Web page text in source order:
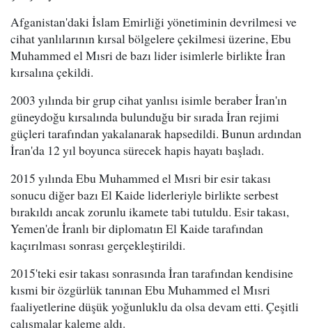
Afganistan'daki İslam Emirliği yönetiminin devrilmesi ve
cihat yanlılarının kırsal bölgelere çekilmesi üzerine, Ebu
Muhammed el Mısri de bazı lider isimlerle birlikte İran
kırsalına çekildi.
2003 yılında bir grup cihat yanlısı isimle beraber İran'ın
güneydoğu kırsalında bulunduğu bir sırada İran rejimi
güçleri tarafından yakalanarak hapsedildi. Bunun ardından
İran'da 12 yıl boyunca sürecek hapis hayatı başladı.
2015 yılında Ebu Muhammed el Mısri bir esir takası
sonucu diğer bazı El Kaide liderleriyle birlikte serbest
bırakıldı ancak zorunlu ikamete tabi tutuldu. Esir takası,
Yemen'de İranlı bir diplomatın El Kaide tarafından
kaçırılması sonrası gerçekleştirildi.
2015'teki esir takası sonrasında İran tarafından kendisine
kısmi bir özgürlük tanınan Ebu Muhammed el Mısri
faaliyetlerine düşük yoğunluklu da olsa devam etti. Çeşitli
çalışmalar kaleme aldı.